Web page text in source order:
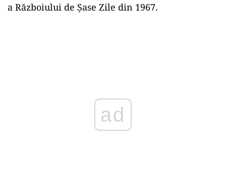
a Războiului de Șase Zile din 1967.
ad